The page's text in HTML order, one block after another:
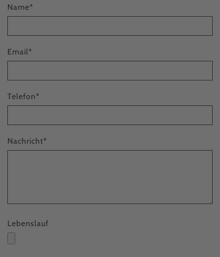
Name*
Email*
Telefon*
Nachricht*
Lebenslauf